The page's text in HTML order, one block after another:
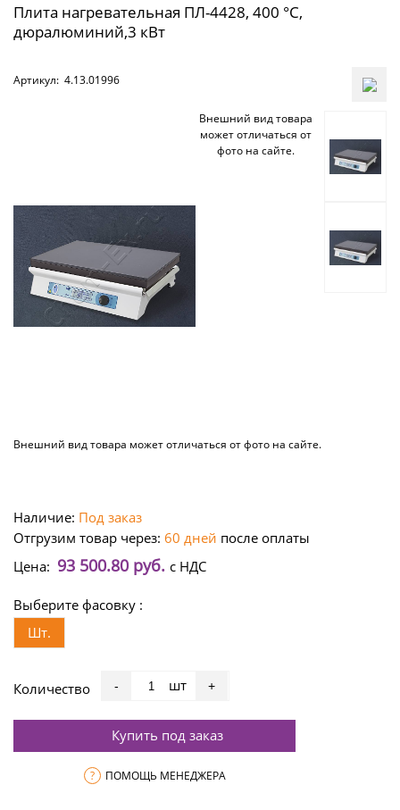
Плита нагревательная ПЛ-4428, 400 °С,
дюралюминий,3 кВт
Артикул: 4.13.01996
Внешний вид товара
может отличаться от
фото на сайте.
Внешний вид товара может отличаться от фото на сайте.
Наличие: Под заказ
Отгрузим товар через: 60 дней после оплаты
Цена: 93 500.80 руб. с НДС
Выберите фасовку :
Шт.
Количество - шт +
Купить под заказ
? ПОМОЩЬ МЕНЕДЖЕРА